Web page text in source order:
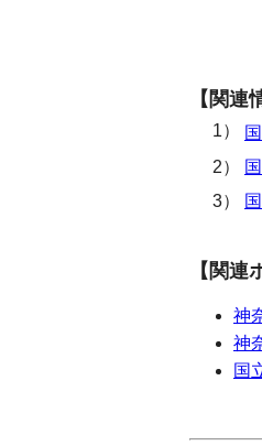
【関連
1）
2）
3）
【関連
神
神
国